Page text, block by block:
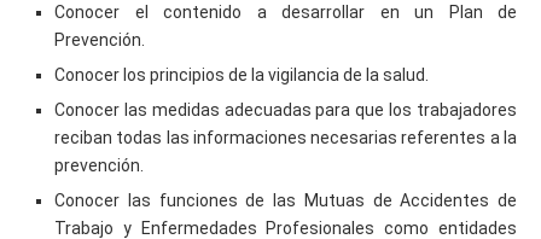
Conocer el contenido a desarrollar en un Plan de
Prevención.
Conocer los principios de la vigilancia de la salud.
Conocer las medidas adecuadas para que los trabajadores
reciban todas las informaciones necesarias referentes a la
prevención.
Conocer las funciones de las Mutuas de Accidentes de
Trabajo y Enfermedades Profesionales como entidades